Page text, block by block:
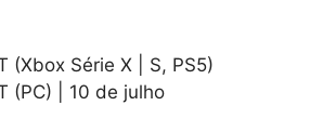
(Xbox Série X | S, PS5)
(PC) | 10 de julho